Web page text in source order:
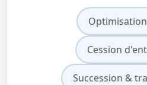
Cession
Succession &